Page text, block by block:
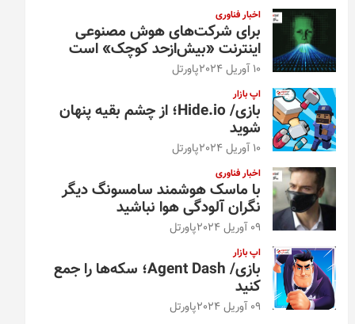
اخبار فناوری
برای شرکت‌های هوش مصنوعی
اینترنت «بیش‌از‌حد کوچک» است
10 آوریل 2024 پاورتل
اپ بازار
بازی/ Hide.io؛ از چشم بقیه پنهان
شوید
10 آوریل 2024 پاورتل
اخبار فناوری
با ماسک هوشمند سامسونگ دیگر
نگران آلودگی هوا نباشید
09 آوریل 2024 پاورتل
اپ بازار
بازی/ Agent Dash؛ سکه‌ها را جمع
کنید
09 آوریل 2024 پاورتل